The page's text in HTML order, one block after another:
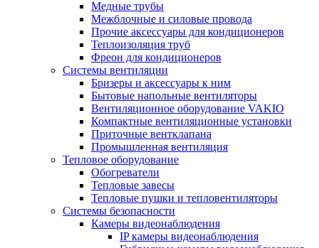
Медные трубы
Межблочные и силовые провода
Прочие аксессуары для кондиционеров
Теплоизоляция труб
Фреон для кондиционеров
Системы вентиляции
Бризеры и аксессуары к ним
Бытовые напольные вентиляторы
Вентиляционное оборудование VAKIO
Компактные вентиляционные установки
Приточные вентклапана
Промышленная вентиляция
Тепловое оборудование
Обогреватели
Тепловые завесы
Тепловые пушки и тепловентиляторы
Системы безопасности
Камеры видеонаблюдения
IP камеры видеонаблюдения